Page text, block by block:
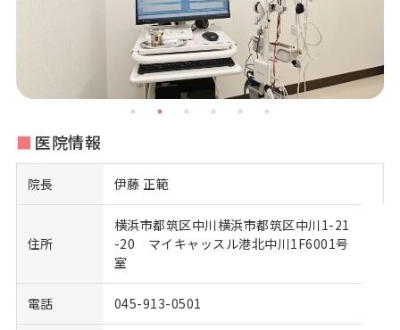
医院情報
院長 伊藤 正範
住所
横浜市都筑区中川横浜市都筑区中川1-21
-20 マイキャッスル港北中川1F6001号
室
電話 045-913-0501